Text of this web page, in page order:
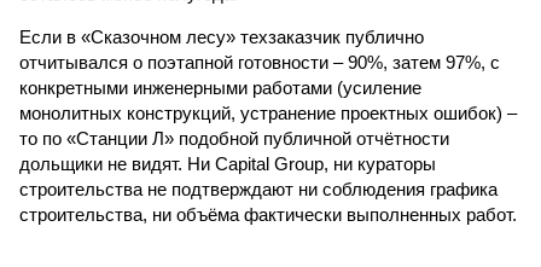
Если в «Сказочном лесу» техзаказчик публично
отчитывался о поэтапной готовности – 90%, затем 97%, с
конкретными инженерными работами (усиление
монолитных конструкций, устранение проектных ошибок) –
то по «Станции Л» подобной публичной отчётности
дольщики не видят. Ни Capital Group, ни кураторы
строительства не подтверждают ни соблюдения графика
строительства, ни объёма фактически выполненных работ.